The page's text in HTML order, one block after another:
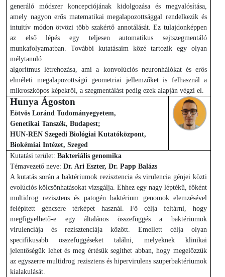
generáló módszer koncepciójának kidolgozása és megvalósítása,
amely nagyon erős matematikai megalapozottsággal rendelkezik és
intuitív módon ötvözi több szakértő annotálását. Ez tulajdonképpen
az első lépés egy teljesen automatikus sejtszegmentáló
munkafolyamatban. További kutatásaim közé tartozik egy olyan
mélytanuló
algoritmus létrehozása, ami a konvolúciós neuronhálókat és erős
elméleti megalapozottságú geometriai jellemzőket is felhasznál a
mikroszkópos képekről, a szegmentálást pedig ezek alapján végzi el.
Hunya Ágoston
Eötvös Loránd Tudományegyetem,
Genetikai Tanszék, Budapest;
HUN-REN Szegedi Biológiai Kutatóközpont,
Biokémiai Intézet, Szeged
Kutatási terület: Bakteriális genomika
Témavezető neve: Dr. Ari Eszter, Dr. Papp Balázs
A kutatás során a baktériumok rezisztencia és virulencia génjei közti
evolúciós kölcsönhatásokat vizsgálja. Ehhez egy nagy léptékű, főként
multidrog rezisztens és patogén baktérium genomok elemzésével
felépített géncsere térképet használ. Fő célja feltárni, hogy
megfigyelhető-e egy általános összefüggés a baktériumok
virulenciája és rezisztenciája között. Emellett célja olyan
specifikusabb összefüggéseket találni, melyeknek klinikai
jelentőségük lehet és meg értésük segíthet abban, hogy megelőzzük
az egyszerre multidrog rezisztens és hipervirulens szuperbaktériumok
kialakulását.